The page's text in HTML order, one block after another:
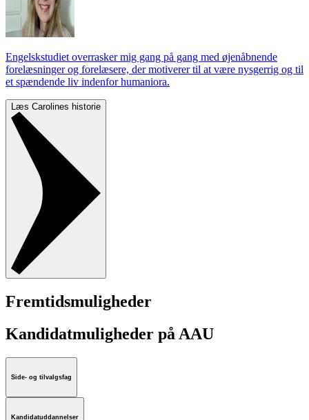
Engelskstudiet overrasker mig gang på gang med øjenåbnende
forelæsninger og forelæsere, der motiverer til at være nysgerrig og til
et spændende liv indenfor humaniora.
Læs Carolines historie
Fremtidsmuligheder
Kandidatmuligheder på AAU
Side- og tilvalgsfag
Kandidatuddannelser